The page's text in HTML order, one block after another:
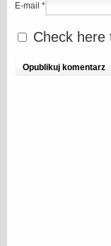
E-mail *
Check here